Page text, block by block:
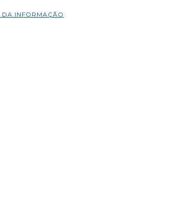
DA INFORMAÇÃO